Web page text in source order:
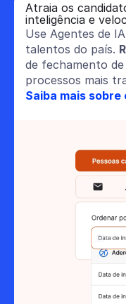
Atraia os
inteligência e
Use Agentes de
talentos do país.
de fechamento
processos mais
Saiba mais